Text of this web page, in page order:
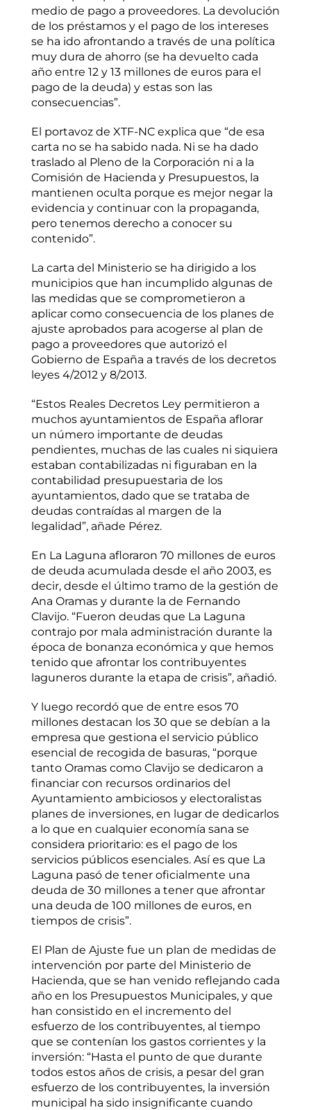
medio de pago a proveedores. La devolución
de los préstamos y el pago de los intereses
se ha ido afrontando a través de una política
muy dura de ahorro (se ha devuelto cada
año entre 12 y 13 millones de euros para el
pago de la deuda) y estas son las
consecuencias”.
El portavoz de XTF-NC explica que “de esa
carta no se ha sabido nada. Ni se ha dado
traslado al Pleno de la Corporación ni a la
Comisión de Hacienda y Presupuestos, la
mantienen oculta porque es mejor negar la
evidencia y continuar con la propaganda,
pero tenemos derecho a conocer su
contenido”.
La carta del Ministerio se ha dirigido a los
municipios que han incumplido algunas de
las medidas que se comprometieron a
aplicar como consecuencia de los planes de
ajuste aprobados para acogerse al plan de
pago a proveedores que autorizó el
Gobierno de España a través de los decretos
leyes 4/2012 y 8/2013.
“Estos Reales Decretos Ley permitieron a
muchos ayuntamientos de España aflorar
un número importante de deudas
pendientes, muchas de las cuales ni siquiera
estaban contabilizadas ni figuraban en la
contabilidad presupuestaria de los
ayuntamientos, dado que se trataba de
deudas contraídas al margen de la
legalidad”, añade Pérez.
En La Laguna afloraron 70 millones de euros
de deuda acumulada desde el año 2003, es
decir, desde el último tramo de la gestión de
Ana Oramas y durante la de Fernando
Clavijo. “Fueron deudas que La Laguna
contrajo por mala administración durante la
época de bonanza económica y que hemos
tenido que afrontar los contribuyentes
laguneros durante la etapa de crisis”, añadió.
Y luego recordó que de entre esos 70
millones destacan los 30 que se debían a la
empresa que gestiona el servicio público
esencial de recogida de basuras, “porque
tanto Oramas como Clavijo se dedicaron a
financiar con recursos ordinarios del
Ayuntamiento ambiciosos y electoralistas
planes de inversiones, en lugar de dedicarlos
a lo que en cualquier economía sana se
considera prioritario: es el pago de los
servicios públicos esenciales. Así es que La
Laguna pasó de tener oficialmente una
deuda de 30 millones a tener que afrontar
una deuda de 100 millones de euros, en
tiempos de crisis”.
El Plan de Ajuste fue un plan de medidas de
intervención por parte del Ministerio de
Hacienda, que se han venido reflejando cada
año en los Presupuestos Municipales, y que
han consistido en el incremento del
esfuerzo de los contribuyentes, al tiempo
que se contenían los gastos corrientes y la
inversión: “Hasta el punto de que durante
todos estos años de crisis, a pesar del gran
esfuerzo de los contribuyentes, la inversión
municipal ha sido insignificante cuando